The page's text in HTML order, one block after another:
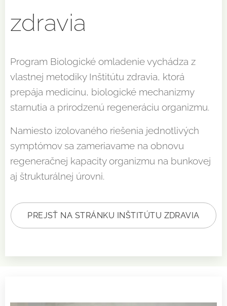
zdravia
Program Biologické omladenie vychádza z
vlastnej metodiky Inštitútu zdravia, ktorá
prepája medicínu, biologické mechanizmy
starnutia a prirodzenú regeneráciu organizmu.
Namiesto izolovaného riešenia jednotlivých
symptómov sa zameriavame na obnovu
regeneračnej kapacity organizmu na bunkovej
aj štrukturálnej úrovni.
PREJSŤ NA STRÁNKU INŠTITÚTU ZDRAVIA